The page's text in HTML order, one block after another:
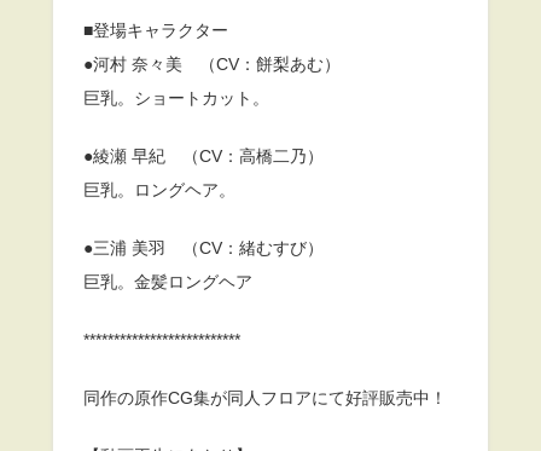
■登場キャラクター
●河村 奈々美 （CV：餅梨あむ）
巨乳。ショートカット。
●綾瀬 早紀 （CV：高橋二乃）
巨乳。ロングヘア。
●三浦 美羽 （CV：緒むすび）
巨乳。金髪ロングヘア
**************************
同作の原作CG集が同人フロアにて好評販売中！